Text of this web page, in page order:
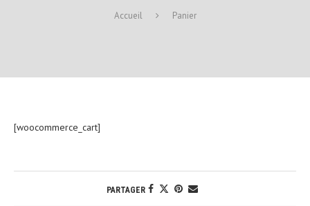
Accueil Panier
[woocommerce_cart]
PARTAGER